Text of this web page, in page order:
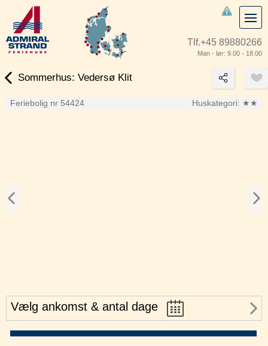
Tlf.+45 89880266
Man - lør: 9.00 - 18.00
Sommerhus: Vedersø Klit
Feriebolig nr 54424 Huskategori: ★★
Vælg ankomst & antal dage